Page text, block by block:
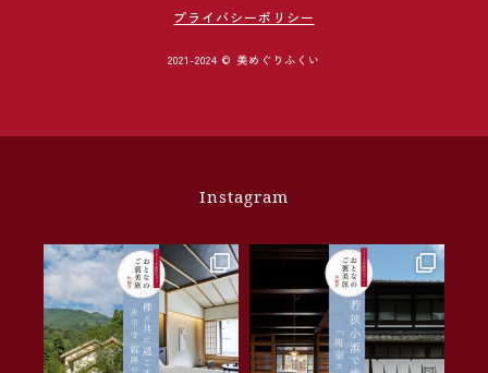
プライバシーポリシー
2021-2024 © 美めぐりふくい
Instagram